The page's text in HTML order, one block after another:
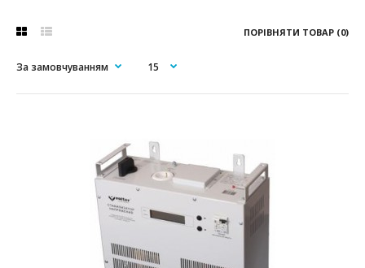
ПОРІВНЯТИ ТОВАР (0)